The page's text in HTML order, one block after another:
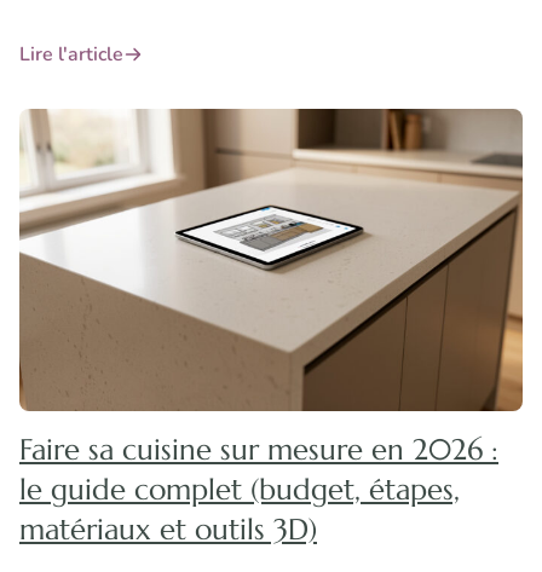
Lire l'article
Faire sa cuisine sur mesure en 2026 :
le guide complet (budget, étapes,
matériaux et outils 3D)